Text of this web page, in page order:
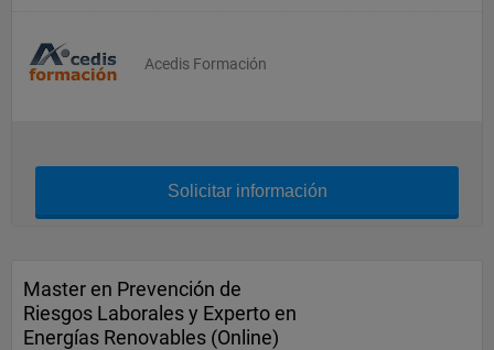
Acedis Formación
Solicitar información
Master en Prevención de
Riesgos Laborales y Experto en
Energías Renovables (Online)